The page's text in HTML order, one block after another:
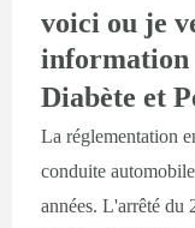
voici ou je
information
Diabète et
La réglementation
conduite automobile
années. L'arrêté du